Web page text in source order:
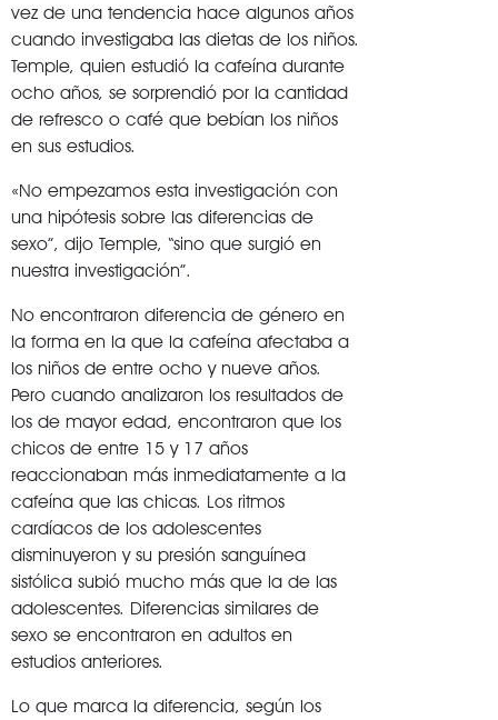
vez de una tendencia hace algunos años
cuando investigaba las dietas de los niños.
Temple, quien estudió la cafeína durante
ocho años, se sorprendió por la cantidad
de refresco o café que bebían los niños
en sus estudios.
«No empezamos esta investigación con
una hipótesis sobre las diferencias de
sexo”, dijo Temple, “sino que surgió en
nuestra investigación”.
No encontraron diferencia de género en
la forma en la que la cafeína afectaba a
los niños de entre ocho y nueve años.
Pero cuando analizaron los resultados de
los de mayor edad, encontraron que los
chicos de entre 15 y 17 años
reaccionaban más inmediatamente a la
cafeína que las chicas. Los ritmos
cardíacos de los adolescentes
disminuyeron y su presión sanguínea
sistólica subió mucho más que la de las
adolescentes. Diferencias similares de
sexo se encontraron en adultos en
estudios anteriores.
Lo que marca la diferencia, según los